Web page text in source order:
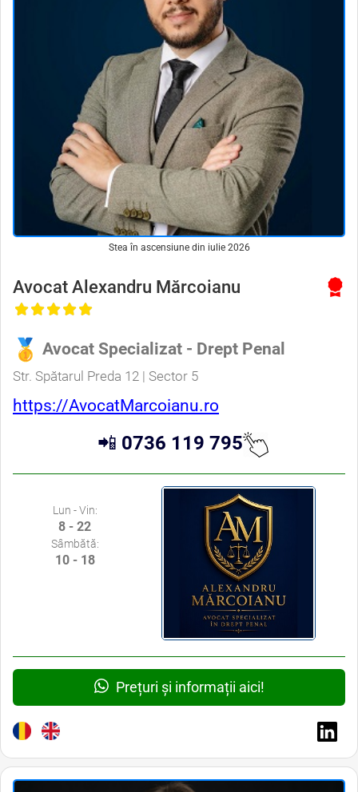
Stea în ascensiune din iulie 2026
Avocat Alexandru Mărcoianu
Avocat Specializat - Drept Penal
Str. Spătarul Preda 12 | Sector 5
https://AvocatMarcoianu.ro
📲 0736 119 795
Lun - Vin:
8 - 22
Sâmbătă:
10 - 18
Prețuri și informații aici!